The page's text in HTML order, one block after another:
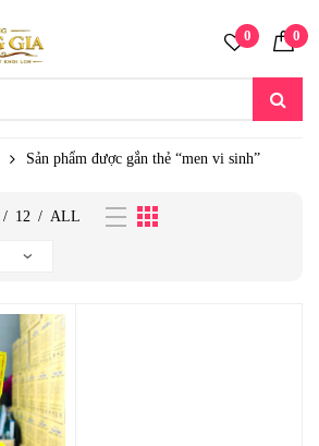
0 0
Sản phẩm được gắn thẻ “men vi sinh”
/ 12 / ALL